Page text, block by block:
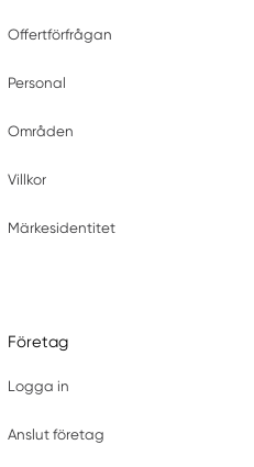
Offertförfrågan
Personal
Områden
Villkor
Märkesidentitet
Företag
Logga in
Anslut företag